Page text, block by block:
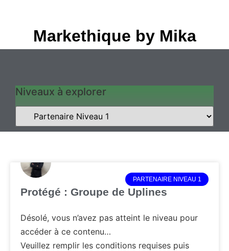
Markethique by Mika
Niveaux à explorer
PARTENAIRE NIVEAU 1
Protégé : Groupe de Uplines
Désolé, vous n’avez pas atteint le niveau pour
accéder à ce contenu…
Veuillez remplir les conditions requises puis